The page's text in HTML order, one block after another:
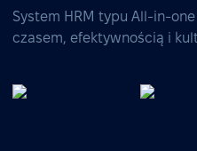
System HRM typu All-in-
czasem, efektywnością i